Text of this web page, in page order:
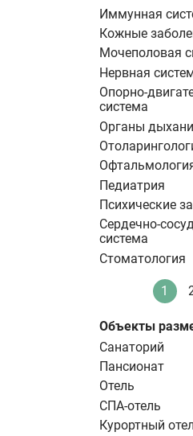
Иммунная
Кожные
Мочеполовая
Нервная
Опорно-
система
Органы
Педиатрия
Психические
Сердечно-
система
Стоматология
Нумерация
страниц
1
Объекты
Санаторий
Пансионат
Отель
СПА-отель
Курортный